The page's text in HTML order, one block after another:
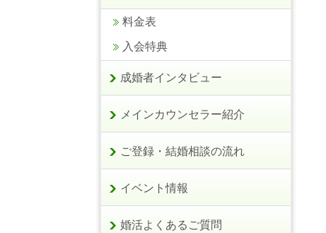
料金表
入会特典
成婚者インタビュー
メインカウンセラー紹介
ご登録・結婚相談の流れ
イベント情報
婚活よくあるご質問